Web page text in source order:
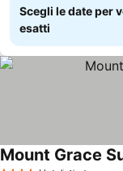
Scegli le date per
esatti
Mount Grace